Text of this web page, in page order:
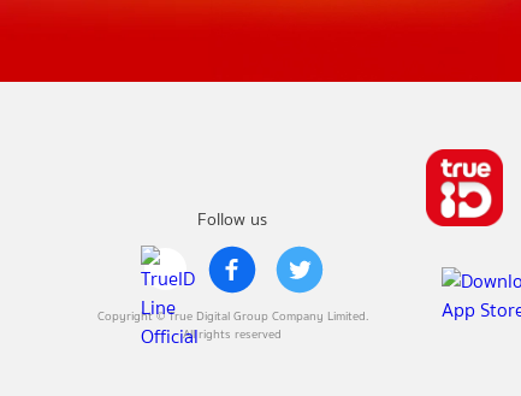
Follow us
Copyright © True Digital Group Company Limited.
All rights reserved